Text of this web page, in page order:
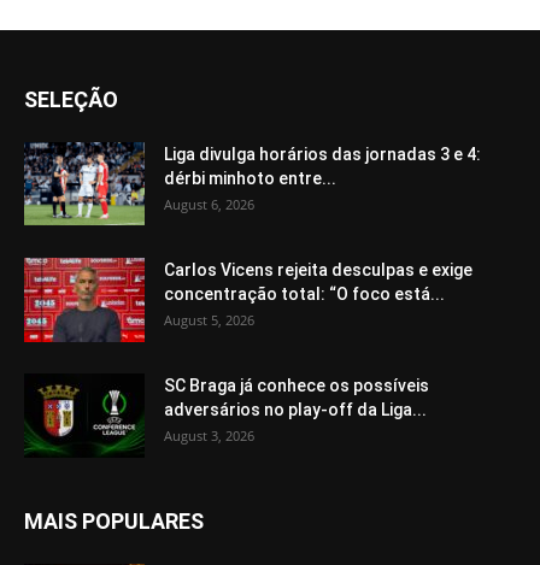
SELEÇÃO
Liga divulga horários das jornadas 3 e 4:
dérbi minhoto entre...
August 6, 2026
Carlos Vicens rejeita desculpas e exige
concentração total: “O foco está...
August 5, 2026
SC Braga já conhece os possíveis
adversários no play-off da Liga...
August 3, 2026
MAIS POPULARES